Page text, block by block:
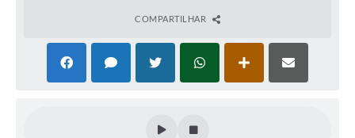
COMPARTILHAR